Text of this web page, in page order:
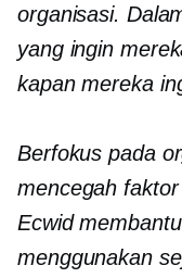
organisasi.
yang ingin
kapan mereka
Berfokus pada
mencegah
Ecwid
menggunakan